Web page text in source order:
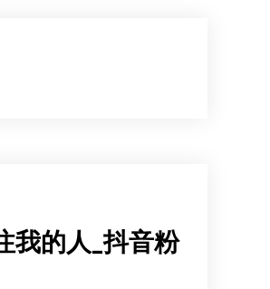
我的人_抖音粉